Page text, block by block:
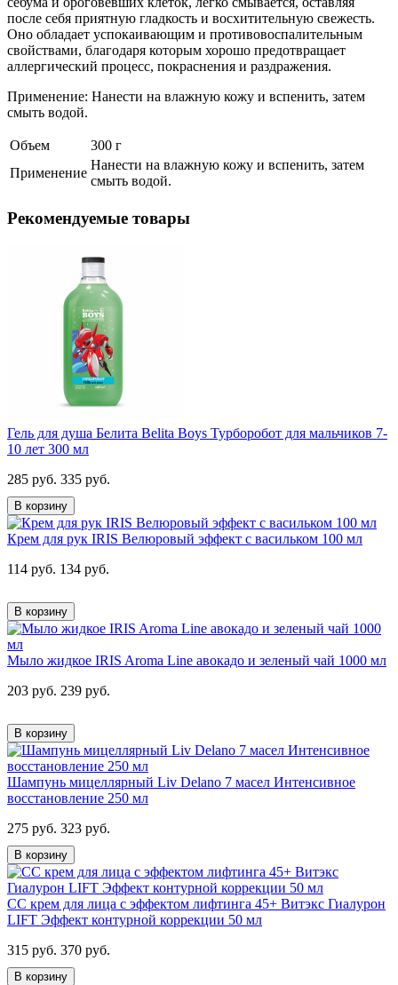
после себя приятную гладкость и восхитительную свежесть.
Оно обладает успокаивающим и противовоспалительным
свойствами, благодаря которым хорошо предотвращает
аллергический процесс, покраснения и раздражения.
Применение: Нанести на влажную кожу и вспенить, затем
смыть водой.
Объем
300 г
Применение
Нанести на влажную кожу и вспенить, затем
смыть водой.
Рекомендуемые товары
Гель для душа Белита Belita Boys Турборобот для мальчиков 7-
10 лет 300 мл
285 руб. 335 руб.
В корзину
Крем для рук IRIS Велюровый эффект с васильком 100 мл
114 руб. 134 руб.
В корзину
Мыло жидкое IRIS Aroma Line авокадо и зеленый чай 1000 мл
203 руб. 239 руб.
В корзину
Шампунь мицеллярный Liv Delano 7 масел Интенсивное
восстановление 250 мл
275 руб. 323 руб.
В корзину
CC крем для лица с эффектом лифтинга 45+ Витэкс Гиалурон
LIFT Эффект контурной коррекции 50 мл
315 руб. 370 руб.
В корзину